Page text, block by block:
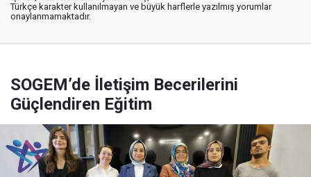
Türkçe karakter kullanılmayan ve büyük harflerle yazılmış yorumlar
onaylanmamaktadır.
SOGEM’de İletişim Becerilerini
Güçlendiren Eğitim